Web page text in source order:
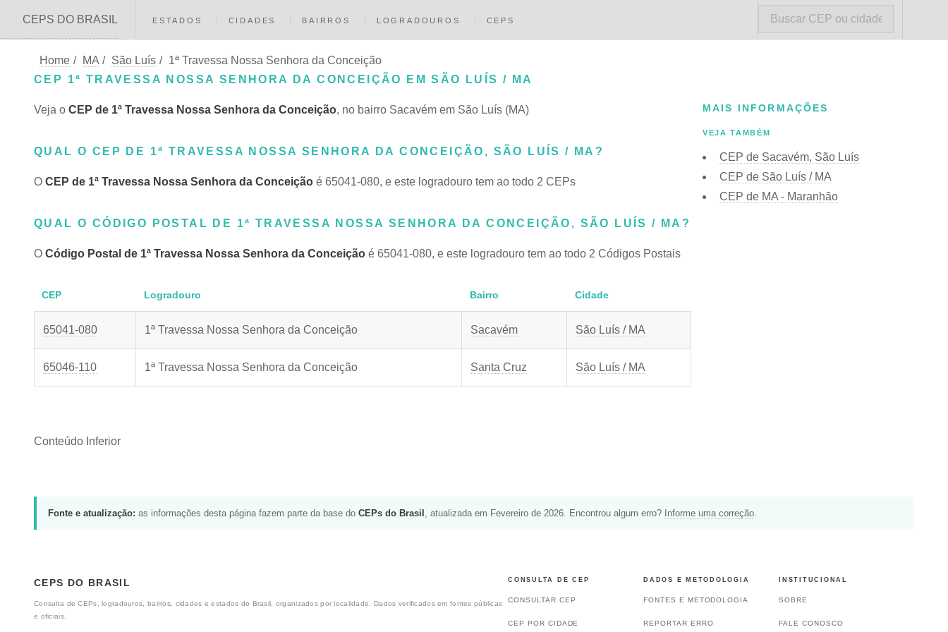
CEPS DO BRASIL ESTADOS CIDADES BAIRROS LOGRADOUROS CEPS
Home / MA / São Luís / 1ª Travessa Nossa Senhora da Conceição
CEP 1ª TRAVESSA NOSSA SENHORA DA CONCEIÇÃO EM SÃO LUÍS / MA
Veja o CEP de 1ª Travessa Nossa Senhora da Conceição, no bairro Sacavém em São Luís (MA)
QUAL O CEP DE 1ª TRAVESSA NOSSA SENHORA DA CONCEIÇÃO, SÃO LUÍS / MA?
O CEP de 1ª Travessa Nossa Senhora da Conceição é 65041-080, e este logradouro tem ao todo 2 CEPs
QUAL O CÓDIGO POSTAL DE 1ª TRAVESSA NOSSA SENHORA DA CONCEIÇÃO, SÃO LUÍS / MA?
O Código Postal de 1ª Travessa Nossa Senhora da Conceição é 65041-080, e este logradouro tem ao todo 2 Códigos Postais
CEP Logradouro Bairro Cidade
65041-080 1ª Travessa Nossa Senhora da Conceição Sacavém São Luís / MA
65046-110 1ª Travessa Nossa Senhora da Conceição Santa Cruz São Luís / MA
Conteúdo Inferior
MAIS INFORMAÇÕES
VEJA TAMBÉM
CEP de Sacavém, São Luís
CEP de São Luís / MA
CEP de MA - Maranhão
Fonte e atualização: as informações desta página fazem parte da base do CEPs do Brasil , atualizada em Fevereiro de 2026. Encontrou algum erro? Informe uma correção
CEPS DO BRASIL
Consulta de CEPs, logradouros, bairros, cidades e estados do Brasil, organizados por localidade. Dados verificados em fontes públicas
e oficiais.
CONSULTA DE CEP
CONSULTAR CEP
CEP POR CIDADE
DADOS E METODOLOGIA
FONTES E METODOLOGIA
REPORTAR ERRO
INSTITUCIONAL
SOBRE
FALE CONOSCO